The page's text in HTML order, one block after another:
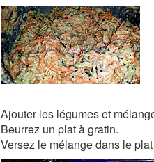
Ajouter les légumes et
Beurrez un plat à gratin.
Versez le mélange dans le